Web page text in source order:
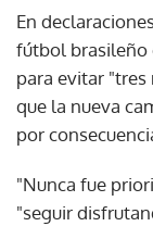
En
fútbol brasileño
para evitar
que la nueva
por
"Nunca fue
"seguir